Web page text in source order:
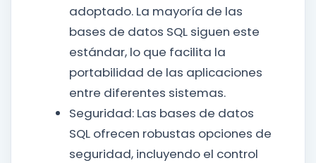
adoptado. La mayoría de las
bases de datos SQL siguen este
estándar, lo que facilita la
portabilidad de las aplicaciones
entre diferentes sistemas.
Seguridad: Las bases de datos
SQL ofrecen robustas opciones de
seguridad, incluyendo el control